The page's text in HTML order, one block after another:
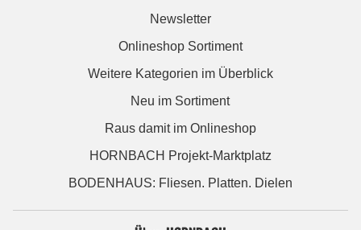
Newsletter
Onlineshop Sortiment
Weitere Kategorien im Überblick
Neu im Sortiment
Raus damit im Onlineshop
HORNBACH Projekt-Marktplatz
BODENHAUS: Fliesen. Platten. Dielen